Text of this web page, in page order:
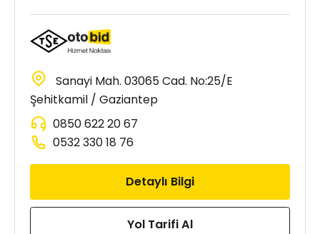
Sanayi Mah. 03065 Cad. No:25/E
Şehitkamil / Gaziantep
0850 622 20 67
0532 330 18 76
Detaylı Bilgi
Yol Tarifi Al